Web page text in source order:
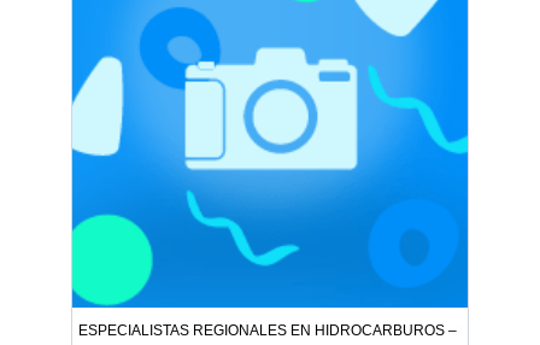
ESPECIALISTAS REGIONALES EN HIDROCARBUROS – LIMA SUR